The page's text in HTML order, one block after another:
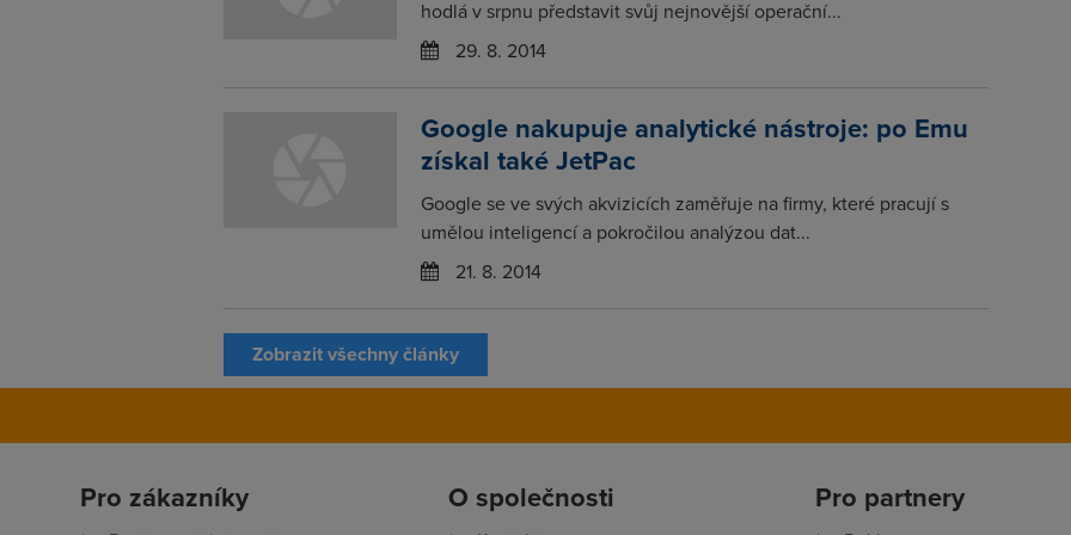
hodlá v srpnu představit svůj nejnovější operační...
29. 8. 2014
Google nakupuje analytické nástroje: po Emu
získal také JetPac
Google se ve svých akvizicích zaměřuje na firmy, které pracují s
umělou inteligencí a pokročilou analýzou dat...
21. 8. 2014
Zobrazit všechny články
Pro zákazníky O společnosti Pro partnery